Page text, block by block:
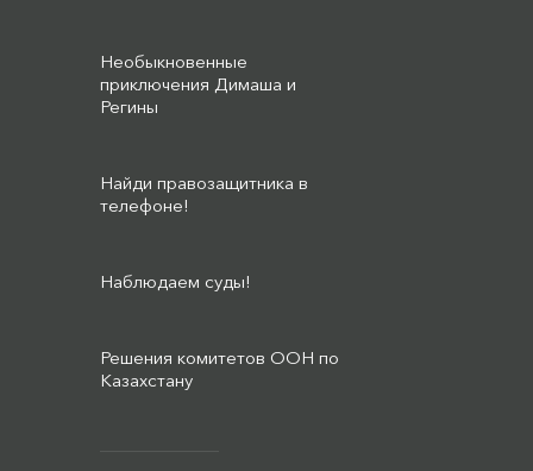
Необыкновенные
приключения Димаша и
Регины
Найди правозащитника в
телефоне!
Наблюдаем суды!
Решения комитетов ООН по
Казахстану